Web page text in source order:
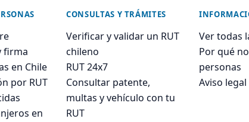
firma
en Chile
por RUT
en
CONSULTAS Y TRÁMITES
Verificar y validar un RUT
chileno
RUT 24x7
Consultar patente,
multas y vehículo con tu
RUT
Ver todas
Por qué
personas
Aviso legal